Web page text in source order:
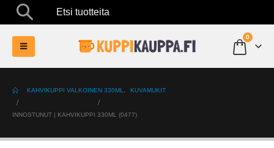
Etsi tuotteita
0
KAHVIKUPPI VALKOINEN 330ML KUVAMUKIT
INNOSTUNUT | KAHVIKUPPI 330ML (0477)